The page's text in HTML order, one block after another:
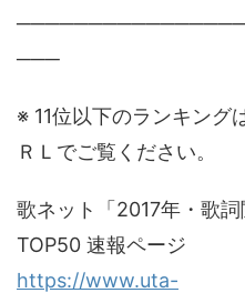
───
※ 11位以下のランキング
ＲＬでご覧ください。
歌ネット「2017年・歌
TOP50 速報ページ
https://www.uta-